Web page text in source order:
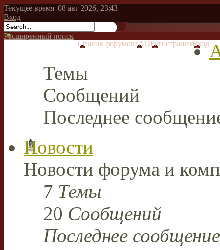
Текущее время: 08 авг 2026, 23:43
Вход
Расширенный поиск
Список форумовFAQРегистрацияВход
Темы
Сообщений
Последнее
Новости
Новости форума и
7 Темы
20 Сообщений
Последнее сообщение